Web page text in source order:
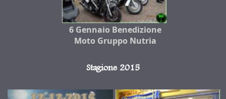
6 Gennaio Benedizione
Moto Gruppo Nutria
Stagione 2015